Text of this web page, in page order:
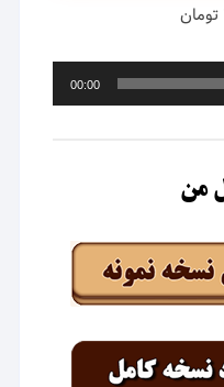
00:00